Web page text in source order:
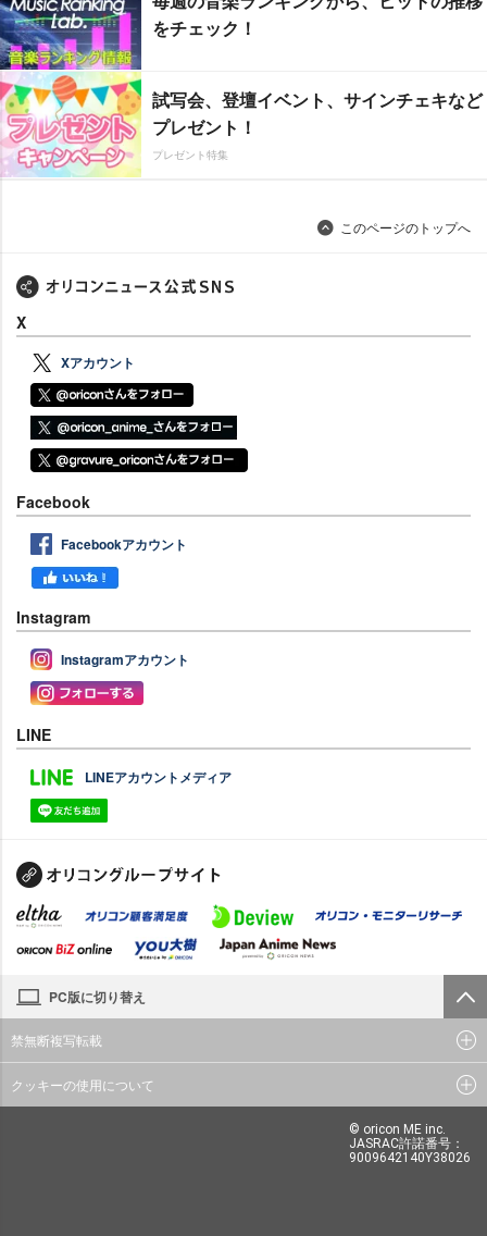
をチェック！
試写会、登壇イベント、サインチェキなど
プレゼント！
プレゼント特集
このページのトップへ
X
Xアカウント
Facebook
Facebookアカウント
Instagram
Instagramアカウント
LINE
LINEアカウントメディア
PC版に切り替え
禁無断複写転載
クッキーの使用について
© oricon ME inc.
JASRAC許諾番号：
9009642140Y38026